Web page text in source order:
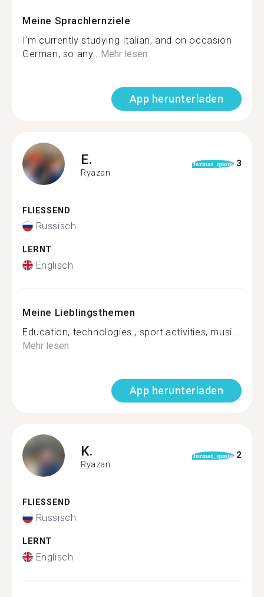
Meine Sprachlernziele
I'm currently studying Italian, and on occasion
German, so any... Mehr lesen
App herunterladen
E.
Ryazan
format_quote 3
FLIESSEND
Russisch
LERNT
Englisch
Meine Lieblingsthemen
Education, technologies , sport activities, musi...
Mehr lesen
App herunterladen
K.
Ryazan
format_quote 2
FLIESSEND
Russisch
LERNT
Englisch